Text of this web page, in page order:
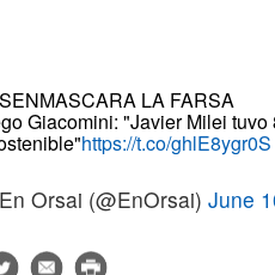
LA FARSA
Giacomini: "Javier Milei
https://t.co/ghlE8ygr0S
Orsai (@EnOrsai)June